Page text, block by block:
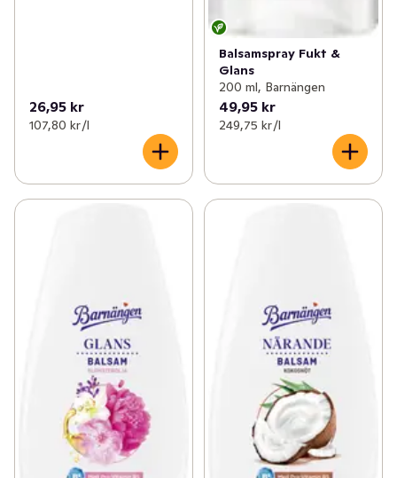
26,95 kr
107,80 kr /l
Balsamspray Fukt &
Glans
200 ml, Barnängen
49,95 kr
249,75 kr /l